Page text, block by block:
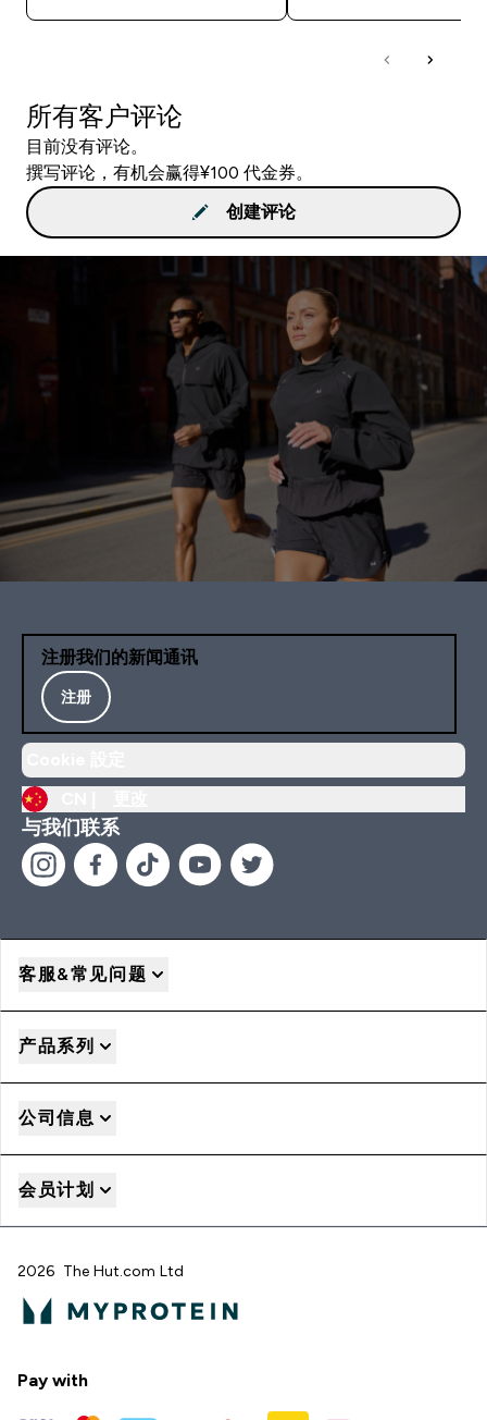
所有客户评论
目前没有评论。
撰写评论，有机会赢得¥100 代金券。
创建评论
注册我们的新闻通讯
注册
与我们联系
客服&常见问题
产品系列
公司信息
会员计划
2026 The Hut.com Ltd
Pay with